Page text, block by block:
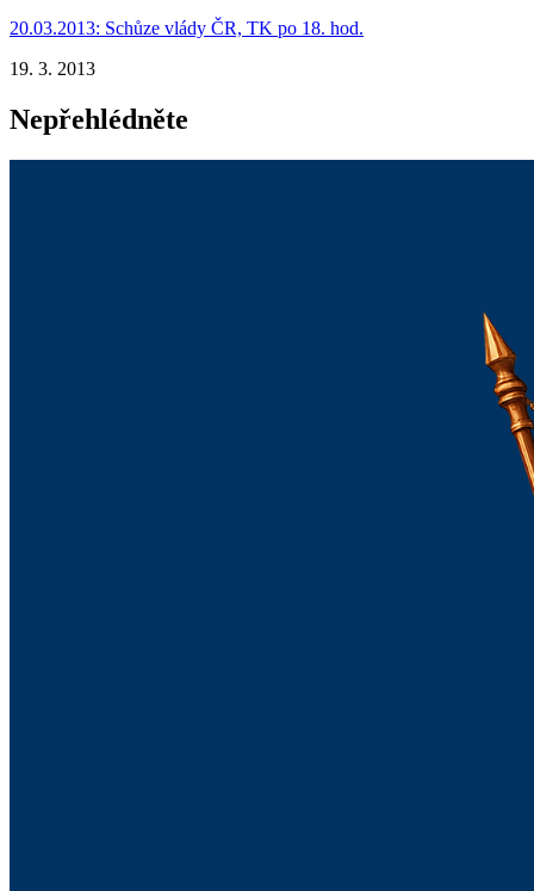
20.03.2013: Schůze vlády ČR, TK po 18. hod.
19. 3. 2013
Nepřehlédněte